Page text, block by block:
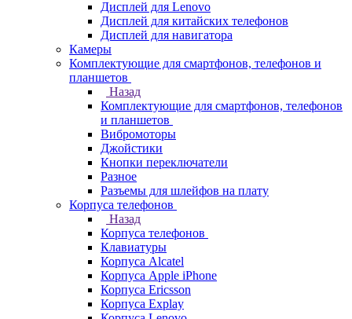
Дисплей для Lenovo
Дисплей для китайских телефонов
Дисплей для навигатора
Камеры
Комплектующие для смартфонов, телефонов и
планшетов
Назад
Комплектующие для смартфонов, телефонов
и планшетов
Вибромоторы
Джойстики
Кнопки переключатели
Разное
Разъемы для шлейфов на плату
Корпуса телефонов
Назад
Корпуса телефонов
Клавиатуры
Корпуса Alcatel
Корпуса Apple iPhone
Корпуса Ericsson
Корпуса Explay